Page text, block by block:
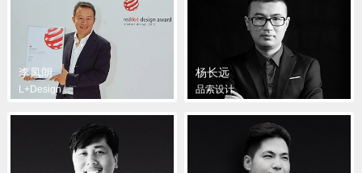
李凤朗
L+Design
杨长远
品索设计